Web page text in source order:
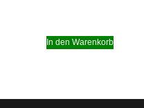
In den Warenkorb